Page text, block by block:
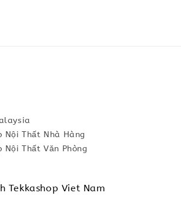
Nội Thất Nhà Hàng
Nội Thất Văn Phòng
Tekkashop Viet Nam